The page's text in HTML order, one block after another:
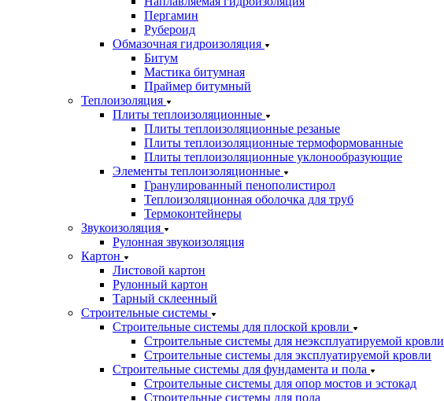
Пергамин
Рубероид
Обмазочная гидроизоляция
Битум
Мастика битумная
Праймер битумный
Теплоизоляция
Плиты теплоизоляционные
Плиты теплоизоляционные резаные
Плиты теплоизоляционные термоформованные
Плиты теплоизоляционные уклонообразующие
Элементы теплоизоляционные
Гранулированный пенополистирол
Теплоизоляционная оболочка для труб
Термоконтейнеры
Звукоизоляция
Рулонная звукоизоляция
Картон
Листовой картон
Рулонный картон
Тарный склеенный
Строительные системы
Строительные системы для плоской кровли
Строительные системы для неэксплуатируемой кровли
Строительные системы для эксплуатируемой кровли
Строительные системы для фундамента и пола
Строительные системы для опор мостов и эстокад
Строительные системы для пола